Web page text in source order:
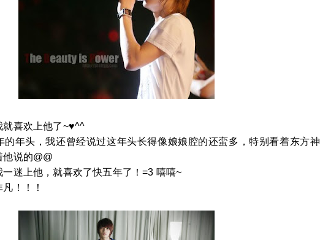
就喜欢上他了~♥^^
的年头，我还曾经说过这年头长得像娘娘腔的还蛮多，特别看着东方神
他说的@@
迷上他，就喜欢了快五年了！=3 嘻嘻~
！！！